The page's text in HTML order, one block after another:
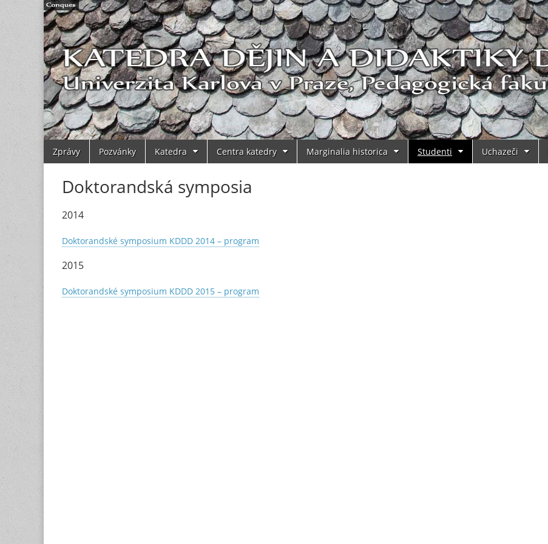
Main
menu
SkipZprávy Pozvánky Katedra Centra katedry Marginalia historica Studenti Uchazeči
Doktorandská symposia
2014
Doktorandské symposium KDDD 2014 – program
2015
Doktorandské symposium KDDD 2015 – program